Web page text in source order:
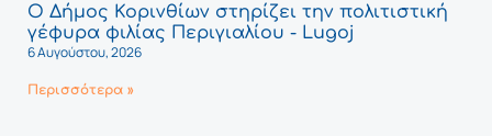
Ο Δήμος Κορινθίων στηρίζει την πολιτιστική
γέφυρα φιλίας Περιγιαλίου - Lugoj
6 Αυγούστου, 2026
Περισσότερα »